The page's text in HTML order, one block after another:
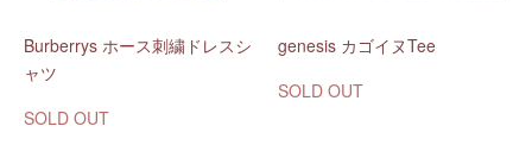
Burberrys ホース刺繍ドレスシ
ャツ
SOLD OUT
genesis カゴイヌTee
SOLD OUT